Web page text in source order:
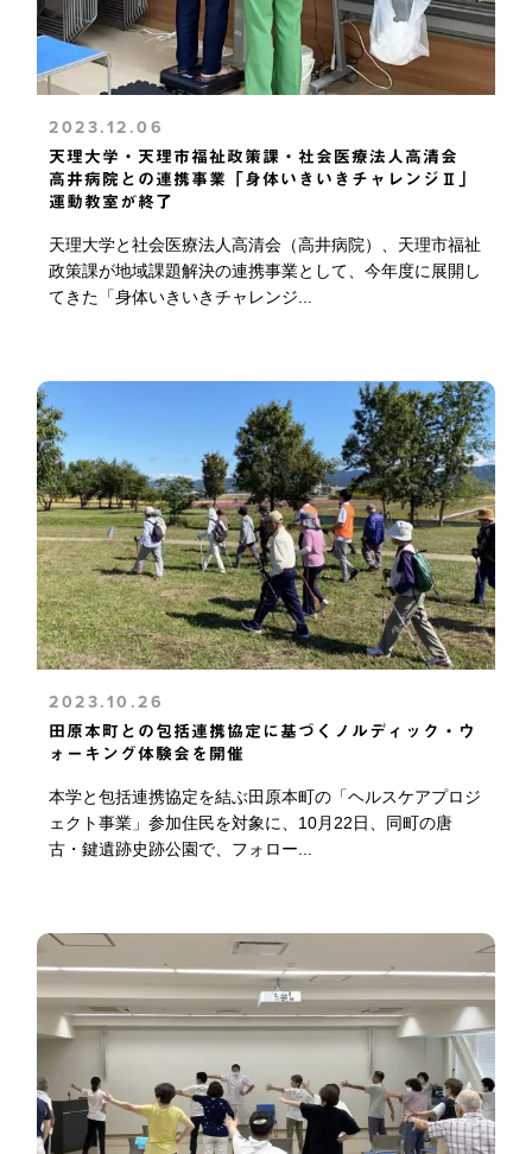
2023.12.06
天理大学・天理市福祉政策課・社会医療法人高清会
高井病院との連携事業「身体いきいきチャレンジⅡ」
運動教室が終了
天理大学と社会医療法人高清会（高井病院）、天理市福祉
政策課が地域課題解決の連携事業として、今年度に展開し
てきた「身体いきいきチャレンジ...
2023.10.26
田原本町との包括連携協定に基づくノルディック・ウ
ォーキング体験会を開催
本学と包括連携協定を結ぶ田原本町の「ヘルスケアプロジ
ェクト事業」参加住民を対象に、10月22日、同町の唐
古・鍵遺跡史跡公園で、フォロー...